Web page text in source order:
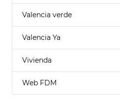
Valencia verde
Valencia Ya
Vivienda
Web FDM